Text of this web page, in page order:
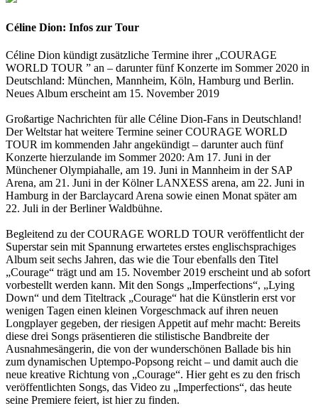
Céline Dion: Infos zur Tour
Céline Dion kündigt zusätzliche Termine ihrer „COURAGE
WORLD TOUR ” an – darunter fünf Konzerte im Sommer 2020 in
Deutschland: München, Mannheim, Köln, Hamburg und Berlin.
Neues Album erscheint am 15. November 2019
Großartige Nachrichten für alle Céline Dion-Fans in Deutschland!
Der Weltstar hat weitere Termine seiner COURAGE WORLD
TOUR im kommenden Jahr angekündigt – darunter auch fünf
Konzerte hierzulande im Sommer 2020: Am 17. Juni in der
Münchener Olympiahalle, am 19. Juni in Mannheim in der SAP
Arena, am 21. Juni in der Kölner LANXESS arena, am 22. Juni in
Hamburg in der Barclaycard Arena sowie einen Monat später am
22. Juli in der Berliner Waldbühne.
Begleitend zu der COURAGE WORLD TOUR veröffentlicht der
Superstar sein mit Spannung erwartetes erstes englischsprachiges
Album seit sechs Jahren, das wie die Tour ebenfalls den Titel
„Courage“ trägt und am 15. November 2019 erscheint und ab sofort
vorbestellt werden kann. Mit den Songs „Imperfections“, „Lying
Down“ und dem Titeltrack „Courage“ hat die Künstlerin erst vor
wenigen Tagen einen kleinen Vorgeschmack auf ihren neuen
Longplayer gegeben, der riesigen Appetit auf mehr macht: Bereits
diese drei Songs präsentieren die stilistische Bandbreite der
Ausnahmesängerin, die von der wunderschönen Ballade bis hin
zum dynamischen Uptempo-Popsong reicht – und damit auch die
neue kreative Richtung von „Courage“. Hier geht es zu den frisch
veröffentlichten Songs, das Video zu „Imperfections“, das heute
seine Premiere feiert, ist hier zu finden.